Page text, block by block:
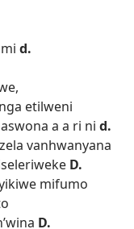
d.
etilweni
a a ri ni d.
vanhwanyana
D.
mifumo
D.